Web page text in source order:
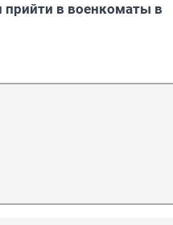
в военкоматы в